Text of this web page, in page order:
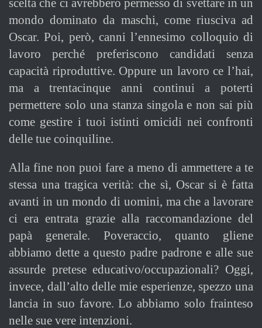
mondo dominato da maschi, come riusciva ad
Oscar. Poi, però, canni l’ennesimo colloquio di
lavoro perché preferiscono candidati senza
capacità riproduttive. Oppure un lavoro ce l’hai,
ma a trentacinque anni continui a poterti
permettere solo una stanza singola e non sai più
come gestire i tuoi istinti omicidi nei confronti
delle tue coinquiline.
Alla fine non puoi fare a meno di ammettere a te
stessa una tragica verità: che sì, Oscar si è fatta
avanti in un mondo di uomini, ma che a lavorare
ci era entrata grazie alla raccomandazione del
papà generale. Poveraccio, quanto gliene
abbiamo dette a questo padre padrone e alle sue
assurde pretese educativo/occupazionali? Oggi,
invece, dall’alto delle mie esperienze, spezzo una
lancia in suo favore. Lo abbiamo solo frainteso
nelle sue vere intenzioni.